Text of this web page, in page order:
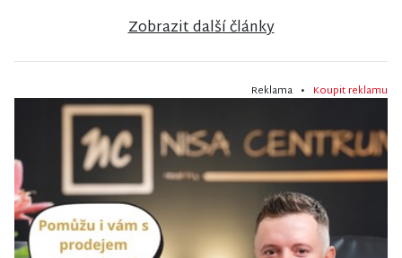
Zobrazit další články
Reklama • Koupit reklamu